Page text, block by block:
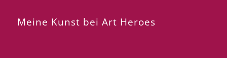
Meine Kunst bei Art Heroes